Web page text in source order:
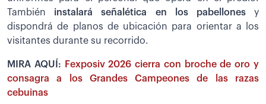
También instalará señalética en los pabellonesy
dispondrá de planos de ubicación para orientar a los
visitantes durante su recorrido.
MIRA AQUÍ:
Fexposiv 2026 cierra con broche de oro y
consagra a los Grandes Campeones de las razas
cebuinas